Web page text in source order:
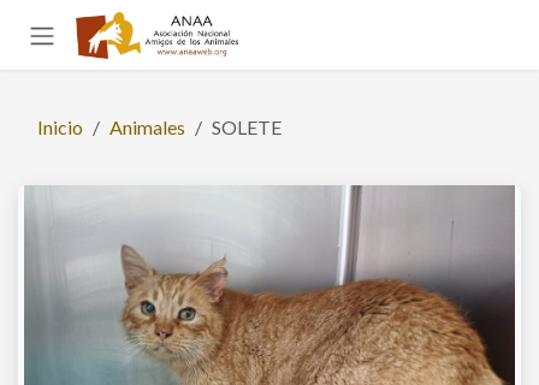
Ir al contenido
Inicio Animales SOLETE